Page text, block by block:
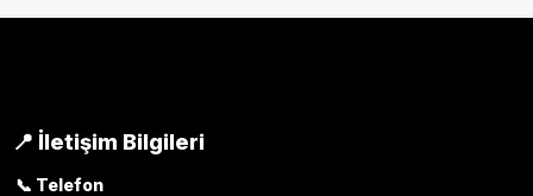
📍 İletişim Bilgileri
📞 Telefon